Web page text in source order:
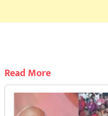
Read More